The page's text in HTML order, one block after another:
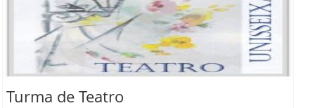
Turma de Teatro